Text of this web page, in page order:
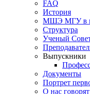
FAQ
История
МШЭ МГУ в
Структура
Ученый
Выпускники
Документы
Портрет
О нас говорят